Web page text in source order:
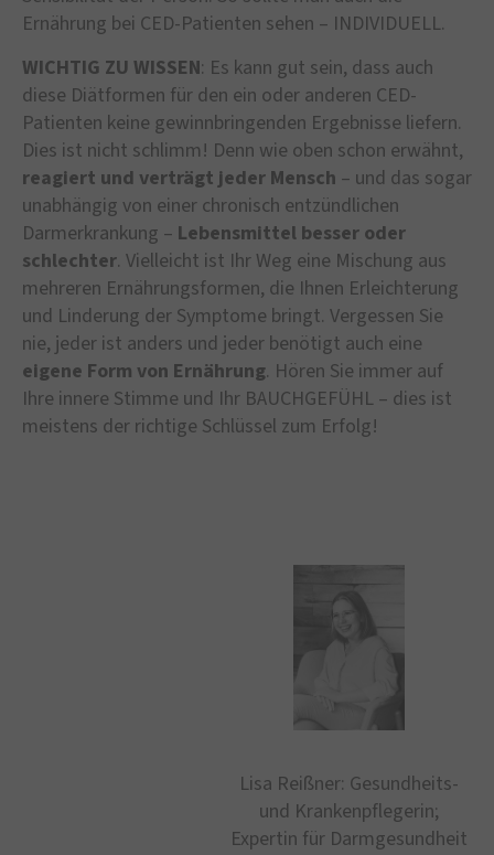
Ernährung bei CED-Patienten sehen – INDIVIDUELL.
WICHTIG ZU WISSEN: Es kann gut sein, dass auch
diese Diätformen für den ein oder anderen CED-
Patienten keine gewinnbringenden Ergebnisse liefern.
Dies ist nicht schlimm! Denn wie oben schon erwähnt,
reagiert und verträgt jeder Mensch – und das sogar
unabhängig von einer chronisch entzündlichen
Darmerkrankung – Lebensmittel besser oder
schlechter. Vielleicht ist Ihr Weg eine Mischung aus
mehreren Ernährungsformen, die Ihnen Erleichterung
und Linderung der Symptome bringt. Vergessen Sie
nie, jeder ist anders und jeder benötigt auch eine
eigene Form von Ernährung. Hören Sie immer auf
Ihre innere Stimme und Ihr BAUCHGEFÜHL – dies ist
meistens der richtige Schlüssel zum Erfolg!
Lisa Reißner: Gesundheits-
und Krankenpflegerin;
Expertin für Darmgesundheit